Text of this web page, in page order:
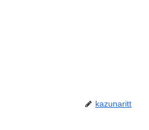
kazunaritt